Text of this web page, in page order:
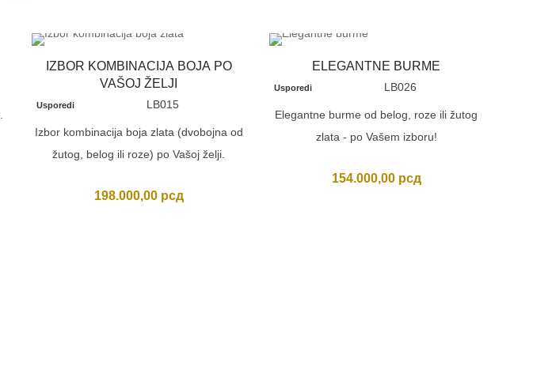
IZBOR KOMBINACIJA BOJA PO
VAŠOJ ŽELJI
Usporedi LB015
Izbor kombinacija boja zlata (dvobojna od
žutog, belog ili roze) po Vašoj želji.
198.000,00 рсд
ELEGANTNE BURME
Usporedi LB026
Elegantne burme od belog, roze ili žutog
zlata - po Vašem izboru!
154.000,00 рсд